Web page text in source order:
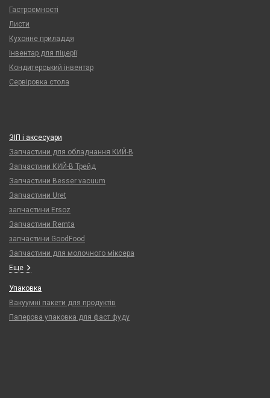
Гастроємності
Листи
Кухонне приладдя
Інвентар для піцерії
Кондитерський інвентар
Сервіровка стола
ЗІП і аксесуари
Запчастини для обладнання КИЙ-В
Запчастини КИЙ-В Трейд
Запчастини Besser vacuum
Запчастини Uret
запчастини Ersoz
Запчастини Remta
запчастини GoodFood
Запчастини для молочного міксера
Еще
Упаковка
Вакуумні пакети для продуктів
Паперова упаковка для фаст фуду